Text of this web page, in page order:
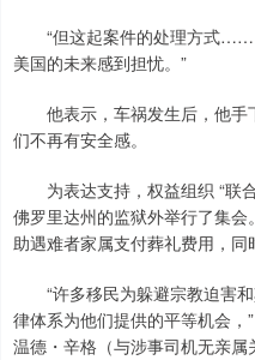
“但这起案件的处理方式……
美国的未来感到担忧。”
他表示，车祸发生后，他手
们不再有安全感。
为表达支持，权益组织 “联
佛罗里达州的监狱外举行了集
助遇难者家属支付葬礼费用，同
“许多移民为躲避宗教迫害和
律体系为他们提供的平等机会
温德・辛格（与涉事司机无亲属